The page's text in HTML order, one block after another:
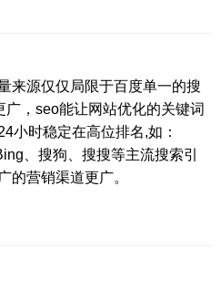
源仅仅局限于百度单一的搜
，seo能让网站优化的关键词
小时稳定在高位排名,如：
、搜狗、搜搜等主流搜索引
的营销渠道更广。